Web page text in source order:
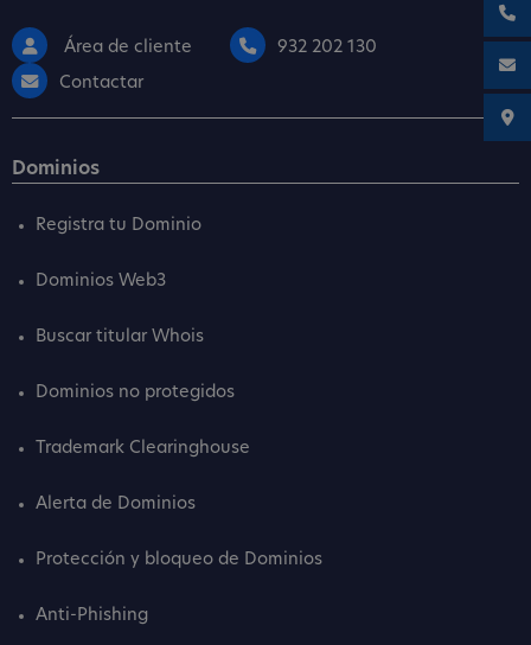
Área de cliente
932 202 130
Contactar
Dominios
Registra tu Dominio
Dominios Web3
Buscar titular Whois
Dominios no protegidos
Trademark Clearinghouse
Alerta de Dominios
Protección y bloqueo de Dominios
Anti-Phishing